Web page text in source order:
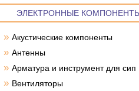
ЭЛЕКТРОННЫЕ
» Акустические компоненты
» Антенны
» Арматура и инструмент для сип
» Вентиляторы